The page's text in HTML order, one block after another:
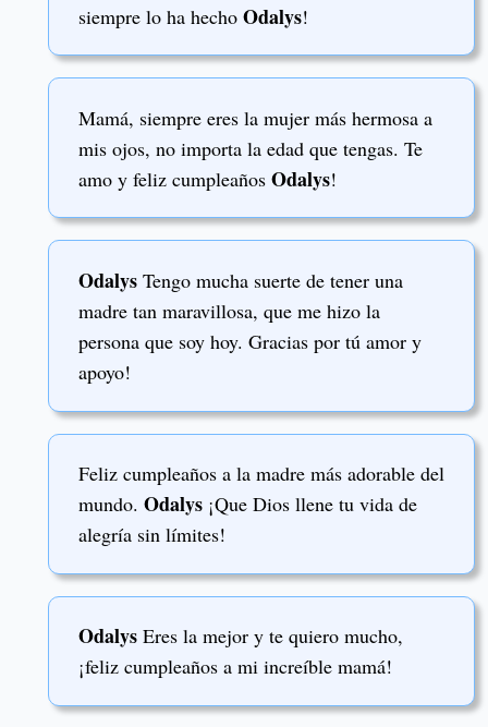
siempre lo ha hecho Odalys!
Mamá, siempre eres la mujer más hermosa a
mis ojos, no importa la edad que tengas. Te
amo y feliz cumpleaños Odalys!
Odalys Tengo mucha suerte de tener una
madre tan maravillosa, que me hizo la
persona que soy hoy. Gracias por tú amor y
apoyo!
Feliz cumpleaños a la madre más adorable del
mundo. Odalys ¡Que Dios llene tu vida de
alegría sin límites!
Odalys Eres la mejor y te quiero mucho,
¡feliz cumpleaños a mi increíble mamá!